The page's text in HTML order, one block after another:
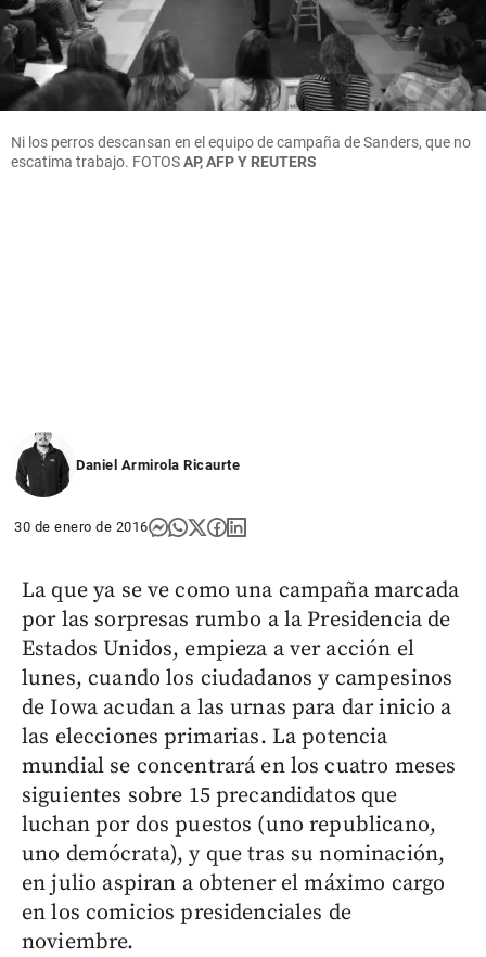
Ni los perros descansan en el equipo de campaña de Sanders, que no
escatima trabajo. FOTOSAP, AFP Y REUTERS
Daniel Armirola Ricaurte
30 de enero de 2016
La que ya se ve como una campaña marcada
por las sorpresas rumbo a la Presidencia de
Estados Unidos, empieza a ver acción el
lunes, cuando los ciudadanos y campesinos
de Iowa acudan a las urnas para dar inicio a
las elecciones primarias. La potencia
mundial se concentrará en los cuatro meses
siguientes sobre 15 precandidatos que
luchan por dos puestos (uno republicano,
uno demócrata), y que tras su nominación,
en julio aspiran a obtener el máximo cargo
en los comicios presidenciales de
noviembre.